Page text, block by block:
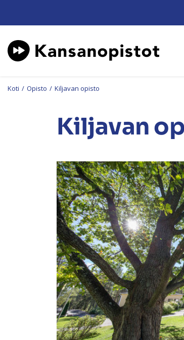
Koti / Opisto / Kiljavan opisto
Kiljavan